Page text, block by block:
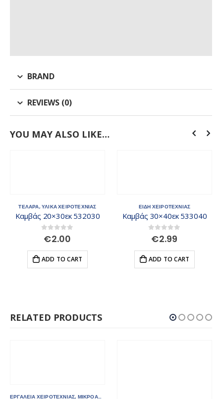
BRAND
REVIEWS (0)
YOU MAY ALSO LIKE…
ΤΕΛΑΡΑ, ΥΛΙΚΑ ΧΕΙΡΟΤΕΧΝΙΑΣ
Καμβάς 20×30εκ 532030
out of 5
€2.00
ADD TO CART
ΕΙΔΗ ΧΕΙΡΟΤΕΧΝΙΑΣ
Καμβάς 30×40εκ 533040
out of 5
€2.99
ADD TO CART
RELATED PRODUCTS
ΕΡΓΑΛΕΙΑ ΧΕΙΡΟΤΕΧΝΙΑΣ, ΜΙΚΡΟΑΝΤΙΚΕΙΜΕΝΑ